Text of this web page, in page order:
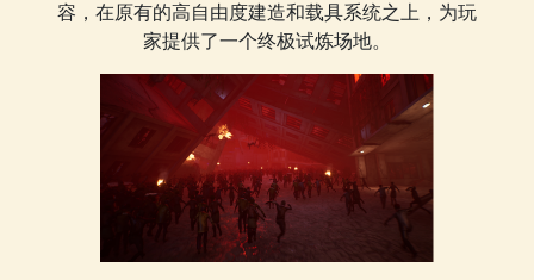
容，在原有的高自由度建造和载具系统之上，为玩
家提供了一个终极试炼场地。